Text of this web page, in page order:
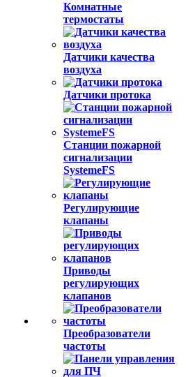
Комнатные
термостаты
Датчики качества
воздуха
Датчики протока
Станции пожарной
сигнализации
SystemeFS
Регулирующие
клапаны
Приводы
регулирующих
клапанов
Преобразователи
частоты